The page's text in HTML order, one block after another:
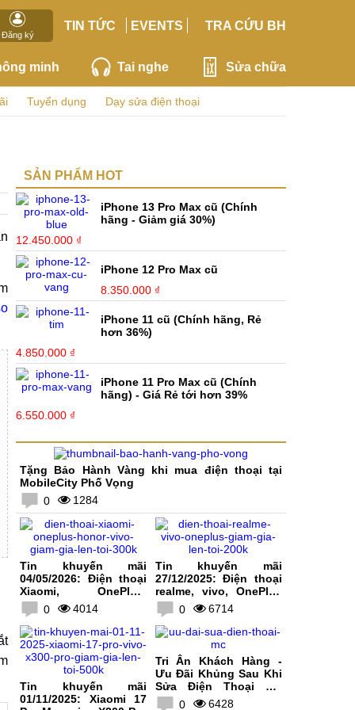
Đăng ký
TIN TỨC EVENTS TRA CỨU BH
minh Tai nghe Sửa chữa
Tuyển dụng Dạy sửa điện thoại
SẢN PHẨM HOT
iPhone 13 Pro Max cũ (Chính
hãng - Giảm giá 30%)
12.450.000 ₫
iPhone 12 Pro Max cũ
8.350.000 ₫
iPhone 11 cũ (Chính hãng, Rẻ
hơn 36%)
4.850.000 ₫
iPhone 11 Pro Max cũ (Chính
hãng) - Giá Rẻ tới hơn 39%
6.550.000 ₫
Tặng Bảo Hành Vàng khi mua điện thoại tại
MobileCity Phố Vọng
0
1284
Tin khuyến mãi
04/05/2026: Điện thoại
Xiaomi, OnePlus,
HONOR, vivo giảm giá
lên tới 300K
0 4014
Tin khuyến mãi
27/12/2025: Điện thoại
realme, vivo, OnePlus
giảm giá lên tới 200K
0 6714
Tin khuyến mãi
01/11/2025: Xiaomi 17
Tri Ân Khách Hàng -
Ưu Đãi Khủng Sau Khi
Sửa Điện Thoại Tại
MobileCity
0 6428